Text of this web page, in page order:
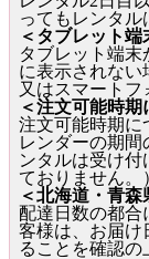
ってもレンタル
＜タブレット
タブレット端
に表示されない
又はスマートフ
＜注文可能時期
注文可能時期に
レンダーの期
ンタルは受け付
ておりません。
＜北海道・青
配達日数の都合
客様は、お届け
ることを確認の